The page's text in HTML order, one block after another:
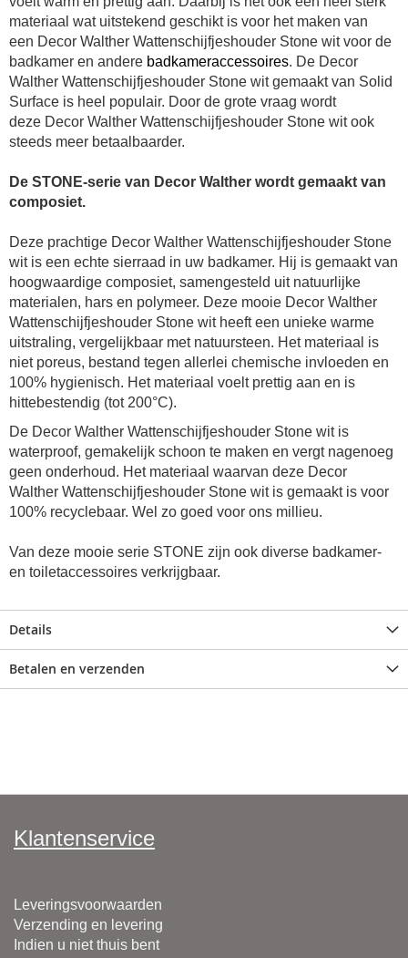
materiaal wat uitstekend geschikt is voor het maken van
een Decor Walther Wattenschijfjeshouder Stone wit voor de
badkamer en andere badkameraccessoires. De Decor
Walther Wattenschijfjeshouder Stone wit gemaakt van Solid
Surface is heel populair. Door de grote vraag wordt
deze Decor Walther Wattenschijfjeshouder Stone witook
steeds meer betaalbaarder.
De STONE-serie van Decor Walther wordt gemaakt van
composiet.
Deze prachtige Decor Walther Wattenschijfjeshouder Stone
wit is een echte sierraad in uw badkamer. Hij is gemaakt van
hoogwaardige composiet, samengesteld uit natuurlijke
materialen, hars en polymeer. Deze mooie Decor Walther
Wattenschijfjeshouder Stone wit heeft een unieke warme
uitstraling, vergelijkbaar met natuursteen. Het materiaal is
niet poreus, bestand tegen allerlei chemische invloeden en
100% hygienisch. Het materiaal voelt prettig aan en is
hittebestendig (tot 200°C).
De Decor Walther Wattenschijfjeshouder Stone wit is
waterproof, gemakelijk schoon te maken en vergt nagenoeg
geen onderhoud. Het materiaal waarvan deze Decor
Walther Wattenschijfjeshouder Stone wit is gemaakt is voor
100% recyclebaar. Wel zo goed voor ons millieu.
Van deze mooie serie STONE zijn ook diverse badkamer-
en toiletaccessoires verkrijgbaar.
Details
Betalen en verzenden
Klantenservice
Leveringsvoorwaarden
Verzending en levering
Indien u niet thuis bent